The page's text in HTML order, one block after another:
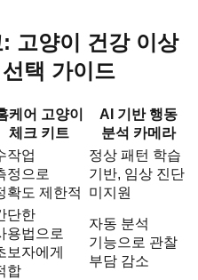
고양이 건강 이상
택 가이드
케어 고양이
체크 키트
AI 기반 행동
분석 카메라
작업
정으로
확도 제한적
정상 패턴 학습
기반, 임상 진단
미지원
단한
용법으로
보자에게
합
자동 분석
기능으로 관찰
부담 감소